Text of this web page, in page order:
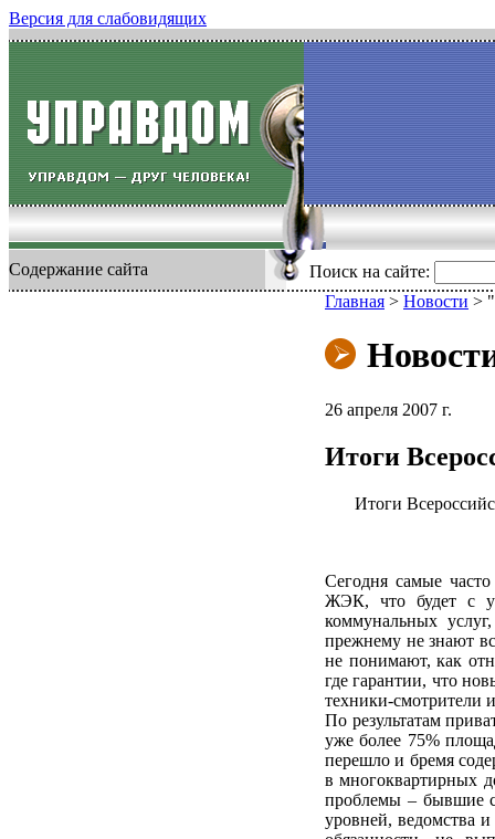
Версия для слабовидящих
Содержание сайта Поиск на сайте:
Главная > Новости >
26 апреля 2007 г.
Итоги
Итоги
Сегодня самые
ЖЭК, что будет с
коммунальных
прежнему не знают
не понимают, как
где гарантии, что
техники-смотрители
По результатам
уже более 75%
перешло и бремя
в многоквартирных
проблемы – бывшие
уровней, ведомства